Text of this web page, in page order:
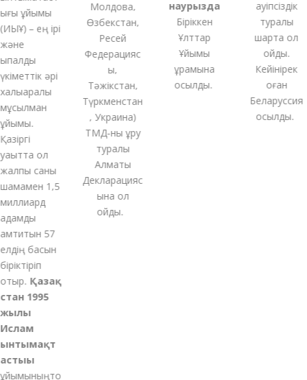
ұйымы
– ең ірі
әрі
ол
саны
1,5
57
басын
Қазақ
1995
то
Молдова,
Өзбекстан,
Ресей
Федерацияс
ы,
Тәжікстан,
Түркменстан
,Украина)
ТМД-нықұру
туралы
Алматы
Декларацияс
ына қол
қойды.
наурызда
Біріккен
Ұлттар
Ұйымы
құрамына
қосылды.
қауіпсіздік
туралы
шартқа қол
қойды.
Кейінірек
оған
Беларуссия
қосылды.